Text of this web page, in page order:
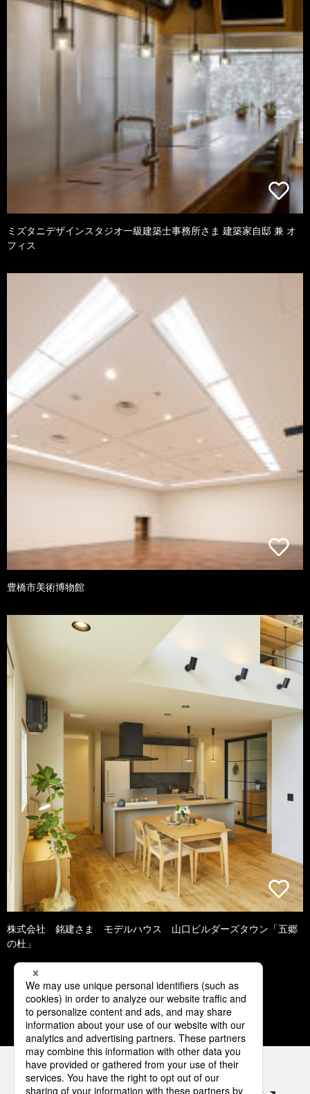
ミズタニデザインスタジオ一級建築士事務所さま 建築家自邸 兼 オ
フィス
豊橋市美術博物館
株式会社 銘建さま モデルハウス 山口ビルダーズタウン「五郷
の杜」
1 2 3 4
パナソニックの電気設備 SNSアカウント